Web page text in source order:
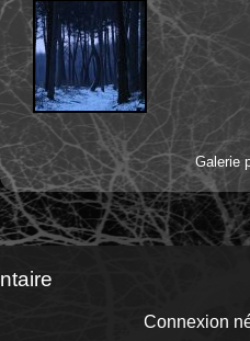
Galerie
Connexion